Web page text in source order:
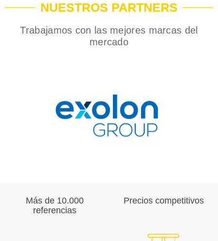
NUESTROS PARTNERS
Trabajamos con las mejores marcas del
mercado
Más de 10.000
referencias
Precios competitivos